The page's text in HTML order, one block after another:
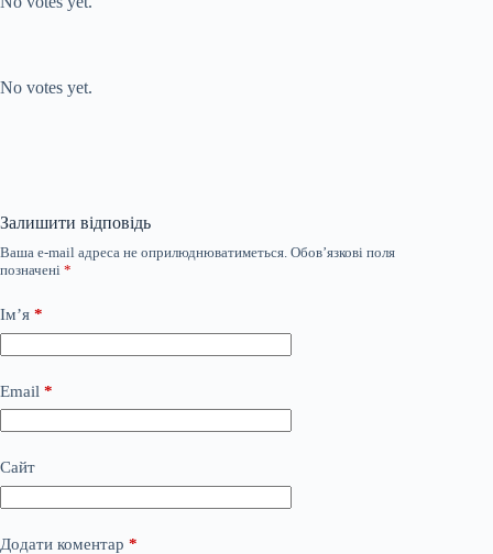
No votes yet.
Залишити відповідь
Ваша e-mail адреса не оприлюднюватиметься. Обов’язкові поля
позначені *
Ім’я *
Email *
Сайт
Додати коментар *